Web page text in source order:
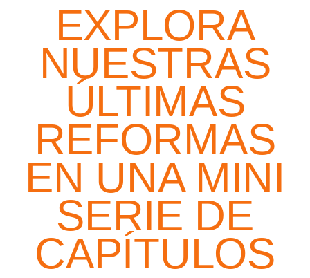
EXPLORA
NUESTRAS
ÚLTIMAS
REFORMAS
EN UNA MINI
SERIE DE
CAPÍTULOS